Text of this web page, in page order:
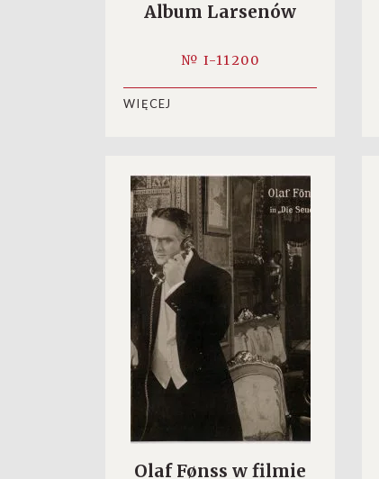
Album Larsenów
№ I-11200
WIĘCEJ
Olaf Fønss w filmie